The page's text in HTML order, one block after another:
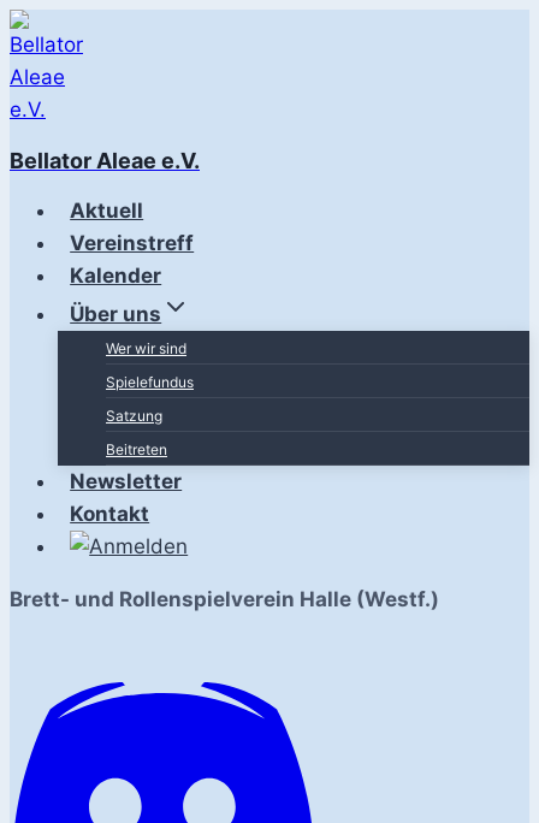
Zum
Inhalt
springen
Bellator Aleae e.V.
Aktuell
Vereinstreff
Kalender
Über uns
Wer wir sind
Spielefundus
Satzung
Beitreten
Newsletter
Kontakt
Brett- und Rollenspielverein Halle (Westf.)